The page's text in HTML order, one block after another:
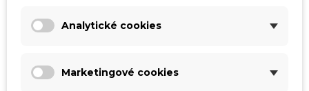
Analytické cookies
Marketingové cookies